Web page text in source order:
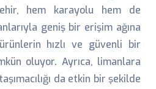
hem karayolu hem de
geniş bir erişim ağına
hızlı ve güvenli bir
oluyor. Ayrıca, limanlara
da etkin bir şekilde